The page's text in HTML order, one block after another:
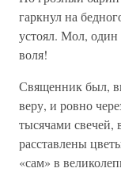
гаркнул на
устоял. Мол, один
воля!
Священник был,
веру, и ровно
тысячами свечей,
расставлены
«сам» в